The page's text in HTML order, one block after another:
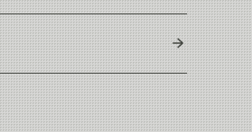
18' 14g/216grains
United Kingdom